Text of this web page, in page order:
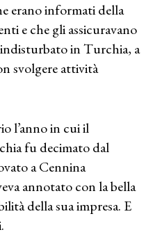
erano informati della
e che gli assicuravano
in Turchia, a
svolgere attività
l’anno in cui il
fu decimato dal
a Cennina
annotato con la bella
della sua impresa. E